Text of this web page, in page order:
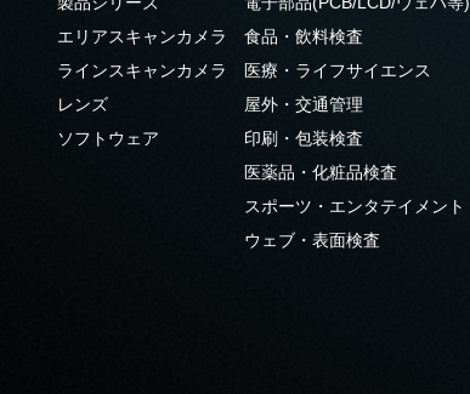
エリアスキャンカメラ
ラインスキャンカメラ
レンズ
ソフトウェア
食品・飲料検査
医療・ライフサイエンス
屋外・交通管理
印刷・包装検査
医薬品・化粧品検査
スポーツ・エンタテイメント
ウェブ・表面検査